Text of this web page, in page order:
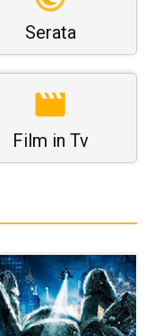
Serata
Film in Tv